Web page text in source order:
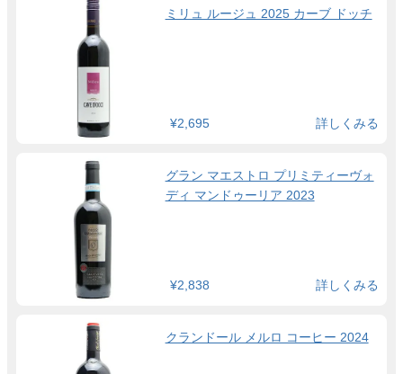
ミリュ ルージュ 2025 カーブ ドッチ
¥2,695 詳しくみる
グラン マエストロ プリミティーヴォ
ディ マンドゥーリア 2023
¥2,838 詳しくみる
クランドール メルロ コーヒー 2024